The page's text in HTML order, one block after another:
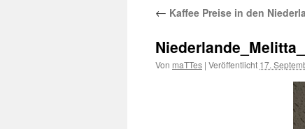
← Kaffee Preise in den
Von maTTes | Veröffentlicht 17.